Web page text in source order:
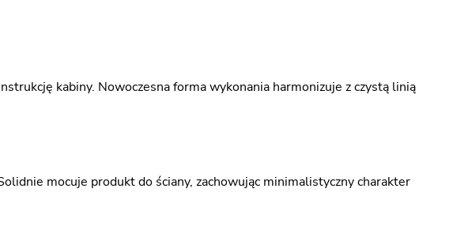
kabiny. Nowoczesna forma wykonania harmonizuje z czystą linią
mocuje produkt do ściany, zachowując minimalistyczny charakter